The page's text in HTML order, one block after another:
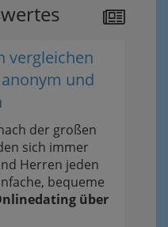
vergleichen
und
der großen
sich immer
Herren jeden
bequeme
über